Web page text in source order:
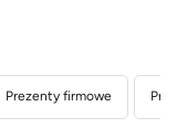
Prezenty firmowe